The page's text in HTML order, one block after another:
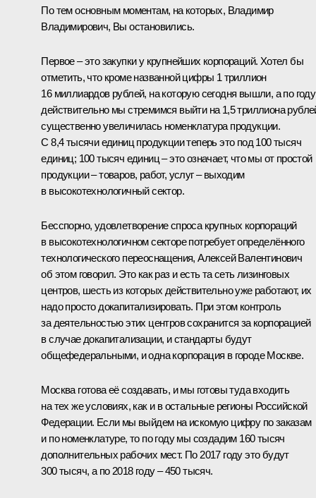
По тем основным моментам, на которых, Владимир
Владимирович, Вы остановились.
Первое – это закупки у крупнейших корпораций. Хотел бы
отметить, что кроме названной цифры 1 триллион
16 миллиардов рублей, на которую сегодня вышли, а по году
действительно мы стремимся выйти на 1,5 триллиона
существенно увеличилась номенклатура продукции.
С 8,4 тысячи единиц продукции теперь это под 100 тысяч
единиц; 100 тысяч единиц – это означает, что мы от простой
продукции – товаров, работ, услуг – выходим
в высокотехнологичный сектор.
Бесспорно, удовлетворение спроса крупных корпораций
в высокотехнологичном секторе потребует определённого
технологического переоснащения, Алексей Валентинович
об этом говорил. Это как раз и есть та сеть лизинговых
центров, шесть из которых действительно уже работают, их
надо просто докапитализировать. При этом контроль
за деятельностью этих центров сохранится за корпорацией
в случае докапитализации, и стандарты будут
общефедеральными, и одна корпорация в городе Москве.
Москва готова её создавать, и мы готовы туда входить
на тех же условиях, как и в остальные регионы Российской
Федерации. Если мы выйдем на искомую цифру по заказам
и по номенклатуре, то по году мы создадим 160 тысяч
дополнительных рабочих мест. По 2017 году это будут
300 тысяч, а по 2018 году – 450 тысяч.